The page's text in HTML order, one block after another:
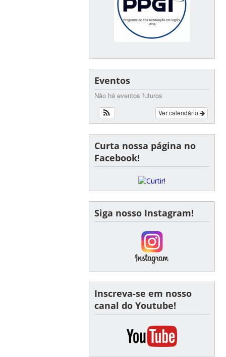
Eventos
Não há eventos futuros
Ver calendário
Curta nossa página no
Facebook!
Siga nosso Instagram!
Inscreva-se em nosso
canal do Youtube!